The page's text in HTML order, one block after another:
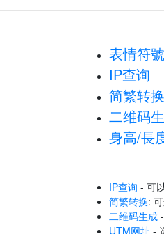
表情符
IP查询
简繁转换
二维码
身高/長
IP查询 - 可
简繁转换:
二维码生成
UTM网址 -